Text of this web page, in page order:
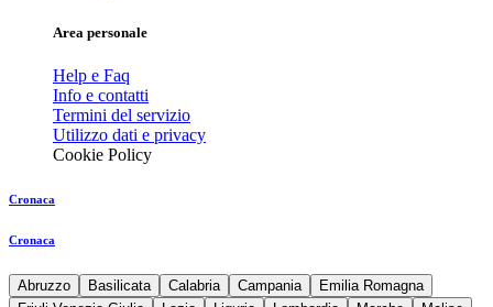
Area personale
Help e Faq
Info e contatti
Termini del servizio
Utilizzo dati e privacy
Cookie Policy
Cronaca
Cronaca
Abruzzo Basilicata Calabria Campania
Emilia Romagna